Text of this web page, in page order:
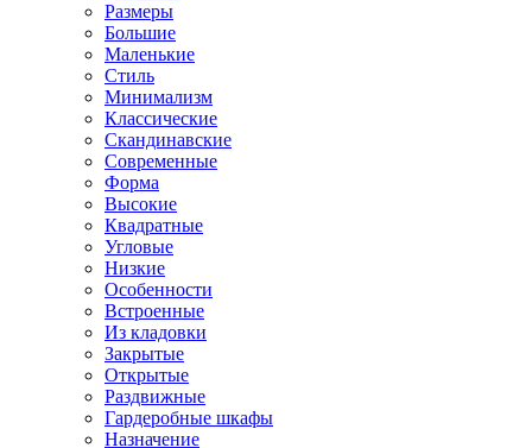
Размеры
Большие
Маленькие
Стиль
Минимализм
Классические
Скандинавские
Современные
Форма
Высокие
Квадратные
Угловые
Низкие
Особенности
Встроенные
Из кладовки
Закрытые
Открытые
Раздвижные
Гардеробные шкафы
Назначение